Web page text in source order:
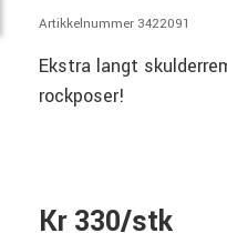
Artikkelnummer 3422091
Ekstra langt
rockposer!
Kr 330/stk